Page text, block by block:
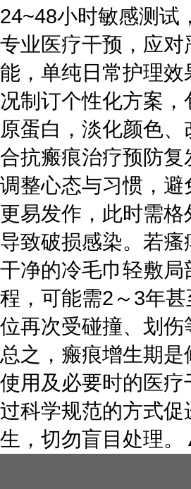
24~48小时敏感测试
专业医疗干预，应
能，单纯日常护理
况制订个性化方案
原蛋白，淡化颜色
合抗瘢痕治疗预防
调整心态与习惯，
更易发作，此时需
导致破损感染。若
干净的冷毛巾轻敷
程，可能需2～3年
位再次受碰撞、划
总之，瘢痕增生期
使用及必要时的医
过科学规范的方式
生，切勿盲目处理